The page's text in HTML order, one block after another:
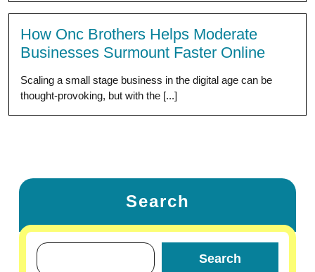
How Onc Brothers Helps Moderate
Businesses Surmount Faster Online
Scaling a small stage business in the digital age can be
thought-provoking, but with the [...]
Search
Search